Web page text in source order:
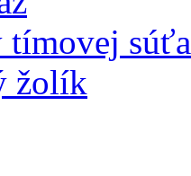
žolík